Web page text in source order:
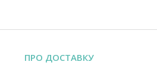
ПРО ДОСТАВКУ